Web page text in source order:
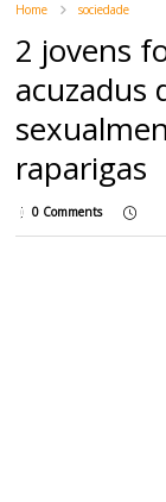
Home sociedade
2 jovens
acuzadus
raparigas
0 Comments